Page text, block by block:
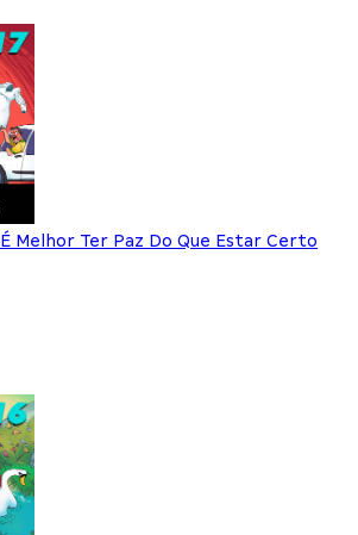
É Melhor Ter Paz Do Que Estar Certo